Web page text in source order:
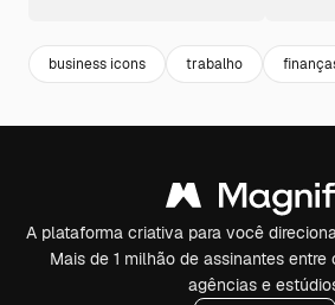
business icons trabalho
A plataforma criativa para você
Mais de 1 milhão de assinantes entre
agências e